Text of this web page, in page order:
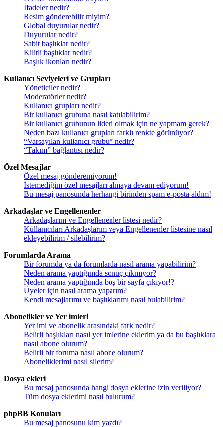
İfadeler nedir?
Resim gönderebilir miyim?
Global duyurular nedir?
Duyurular nedir?
Sabit başlıklar nedir?
Kilitli başlıklar nedir?
Başlık ikonları nedir?
Kullanıcı Seviyeleri ve Grupları
Yöneticiler nedir?
Moderatörler nedir?
Kullanıcı grupları nedir?
Bir kullanıcı grubuna nasıl katılabilirim?
Bir kullanıcı grubunun lideri olmak için ne yapmam gerek?
Neden bazı kullanıcı grupları farklı renkte görünüyor?
“Varsayılan kullanıcı grubu” nedir?
“Takım” bağlantısı nedir?
Özel Mesajlar
Özel mesaj gönderemiyorum!
İstemediğim özel mesajları almaya devam ediyorum!
Bu mesaj panosunda herhangi birinden spam e-posta aldım!
Arkadaşlar ve Engellenenler
Arkadaşlarım ve Engellenenler listesi nedir?
Kullanıcıları Arkadaşlarım veya Engellenenler listesine nasıl
ekleyebilirim / silebilirim?
Forumlarda Arama
Bir forumda ya da forumlarda nasıl arama yapabilirim?
Neden arama yaptığımda sonuç çıkmıyor?
Neden arama yaptığımda boş bir sayfa çıkıyor!?
Üyeler için nasıl arama yaparım?
Kendi mesajlarımı ve başlıklarımı nasıl bulabilirim?
Abonelikler ve Yer imleri
Yer imi ve abonelik arasındaki fark nedir?
Belirli başlıkları nasıl yer imlerine eklerim ya da bu başlıklara
nasıl abone olurum?
Belirli bir foruma nasıl abone olurum?
Aboneliklerimi nasıl silerim?
Dosya ekleri
Bu mesaj panosunda hangi dosya eklerine izin veriliyor?
Tüm dosya eklerimi nasıl bulurum?
phpBB Konuları
Bu mesaj panosunu kim yazdı?